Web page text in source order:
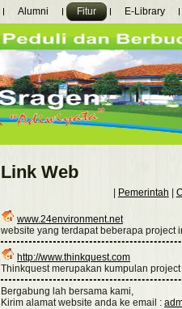
Alumni Fitur E-Library
Link Web
| Pemerintah |
www.24environment.net
website yang terdapat beberapa project
http://www.thinkquest.com
Thinkquest merupakan kumpulan
Bergabung lah bersama kami,
Kirim alamat website anda ke email :